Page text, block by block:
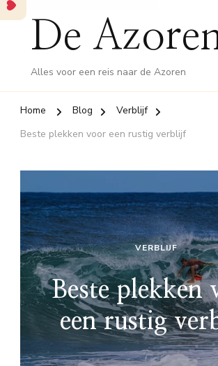
De
Alles voor een reis naar de Azoren
Home Blog
Verblijf
Beste plekken voor een rustig verblijf
VERBLIJF
Beste plekken
een rustig